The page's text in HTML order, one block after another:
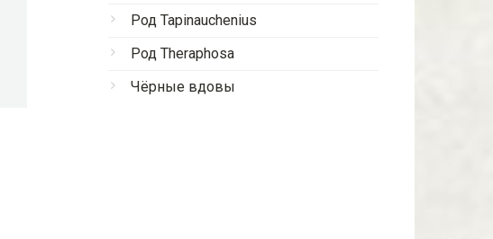
Род Tapinauchenius
Род Theraphosa
Чёрные вдовы